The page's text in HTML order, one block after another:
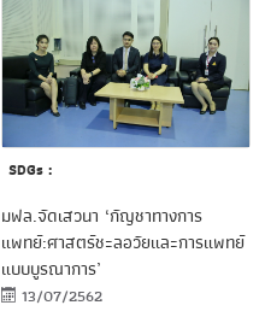
SDGs :
มฟล.จัดเสวนา ‘กัญชาทางการ
แพทย์:ศาสตร์ชะลอวัยและการแพทย์
แบบบูรณาการ’
13/07/2562